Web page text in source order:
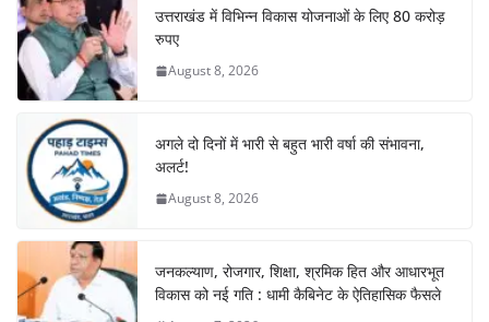
उत्तराखंड में विभिन्न विकास योजनाओं के लिए 80 करोड़
रुपए
August 8, 2026
अगले दो दिनों में भारी से बहुत भारी वर्षा की संभावना,
अलर्ट!
August 8, 2026
जनकल्याण, रोजगार, शिक्षा, श्रमिक हित और आधारभूत
विकास को नई गति : धामी कैबिनेट के ऐतिहासिक फैसले